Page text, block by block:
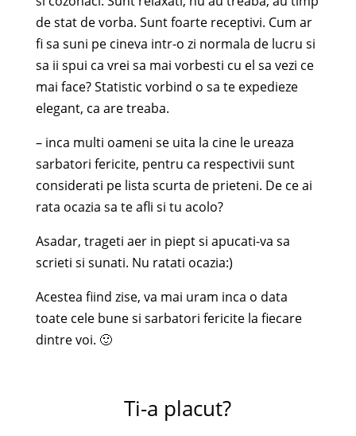
de stat de vorba. Sunt foarte receptivi. Cum ar
fi sa suni pe cineva intr-o zi normala de lucru si
sa ii spui ca vrei sa mai vorbesti cu el sa vezi ce
mai face? Statistic vorbind o sa te expedieze
elegant, ca are treaba.
– inca multi oameni se uita la cine le ureaza
sarbatori fericite, pentru ca respectivii sunt
considerati pe lista scurta de prieteni. De ce ai
rata ocazia sa te afli si tu acolo?
Asadar, trageti aer in piept si apucati-va sa
scrieti si sunati. Nu ratati ocazia:)
Acestea fiind zise, va mai uram inca o data
toate cele bune si sarbatori fericite la fiecare
dintre voi. 🙂
Ti-a placut?